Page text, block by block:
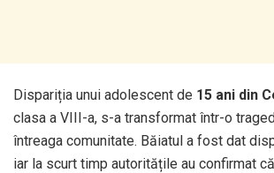
Dispariția unui adolescent de 15 ani din
clasa a VIII-a, s-a transformat într-o
întreaga comunitate. Băiatul a fost dat
iar la scurt timp autoritățile au confirmat